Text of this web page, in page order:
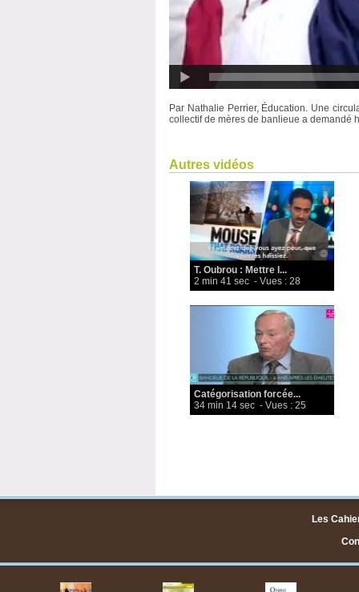
Par Nathalie Perrier, Éducation. Une
collectif de mères de banlieue a demandé
Autres vidéos
T. Oubrou : Mettre l...
2 min 41 sec - Vues : 28
Catégorisation forcée...
34 min 14 sec - Vues : 25
Les